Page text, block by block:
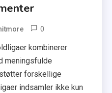
0
kombinerer
meningsfulde
forskellige
indsamler ikke kun